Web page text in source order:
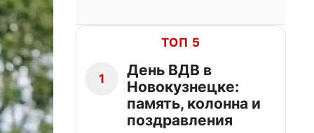
ТОП 5
1
День ВДВ в
Новокузнецке:
память, колонна и
поздравления